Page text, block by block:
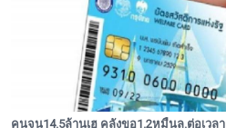
คนจน14.5ล้านเฮ คลังขอ1.2หมื่นล.ต่อเวล